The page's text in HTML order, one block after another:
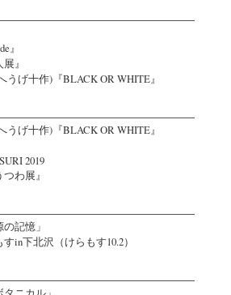
』
』
げ十作)『BLACK OR WHITE』
げ十作)『BLACK OR WHITE』
2019
わ展』
記憶」
in下北沢（けらもす10.2）